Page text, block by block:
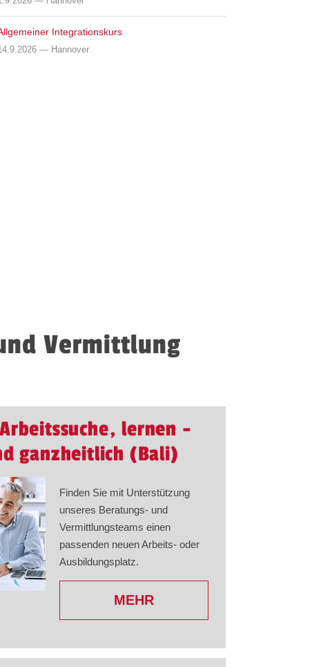
Integrationskurs
— Hannover
Vermittlung
lernen -
ganzheitlich (Bali)
Finden Sie mit Unterstützung
unseres Beratungs- und
Vermittlungsteams einen
passenden neuen Arbeits- oder
Ausbildungsplatz.
MEHR